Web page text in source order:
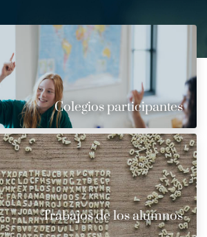
Colegios participantes
Trabajos de los alumnos